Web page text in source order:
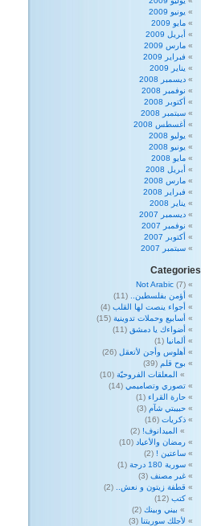
يونيو 2009
مايو 2009
أبريل 2009
مارس 2009
فبراير 2009
يناير 2009
ديسمبر 2008
نوفمبر 2008
أكتوبر 2008
سبتمبر 2008
أغسطس 2008
يوليو 2008
يونيو 2008
مايو 2008
أبريل 2008
مارس 2008
فبراير 2008
يناير 2008
ديسمبر 2007
نوفمبر 2007
أكتوبر 2007
سبتمبر 2007
Categories
Not Arabic (7)
أؤمن بفلسطين..
(11)
أجواء ينصت لها القلب (4)
أسابيع وحملات تدوينية (15)
أضواءك يا دمشق (11)
ألمانيا (1)
أهلوس وأجن لأتعقل (26)
بوح قلم (39)
المعلقات الفروحيّة (10)
تصوري وتصاميمي (14)
حارة القراء (1)
حبيبتي شآم (3)
ذكريات (16)
الميدانوف! (2)
رمضان والأعياد (10)
ساعتين ! (2)
سورية 180 درجة
(1)
غير مصنف (3)
قطفة زيتون و نعش..
(2)
كتب (12)
بيني وبينك (2)
لأجلك سوريتنا (3)